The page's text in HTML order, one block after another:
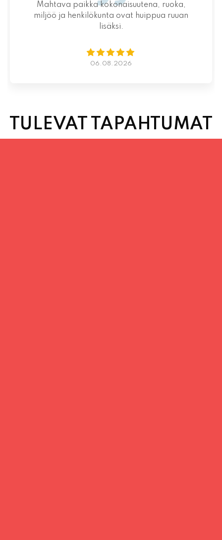
Mahtava paikka kokonaisuutena, ruoka,
miljöö ja henkilökunta ovat huippua ruuan
lisäksi.
06.08.2026
TULEVAT TAPAHTUMAT